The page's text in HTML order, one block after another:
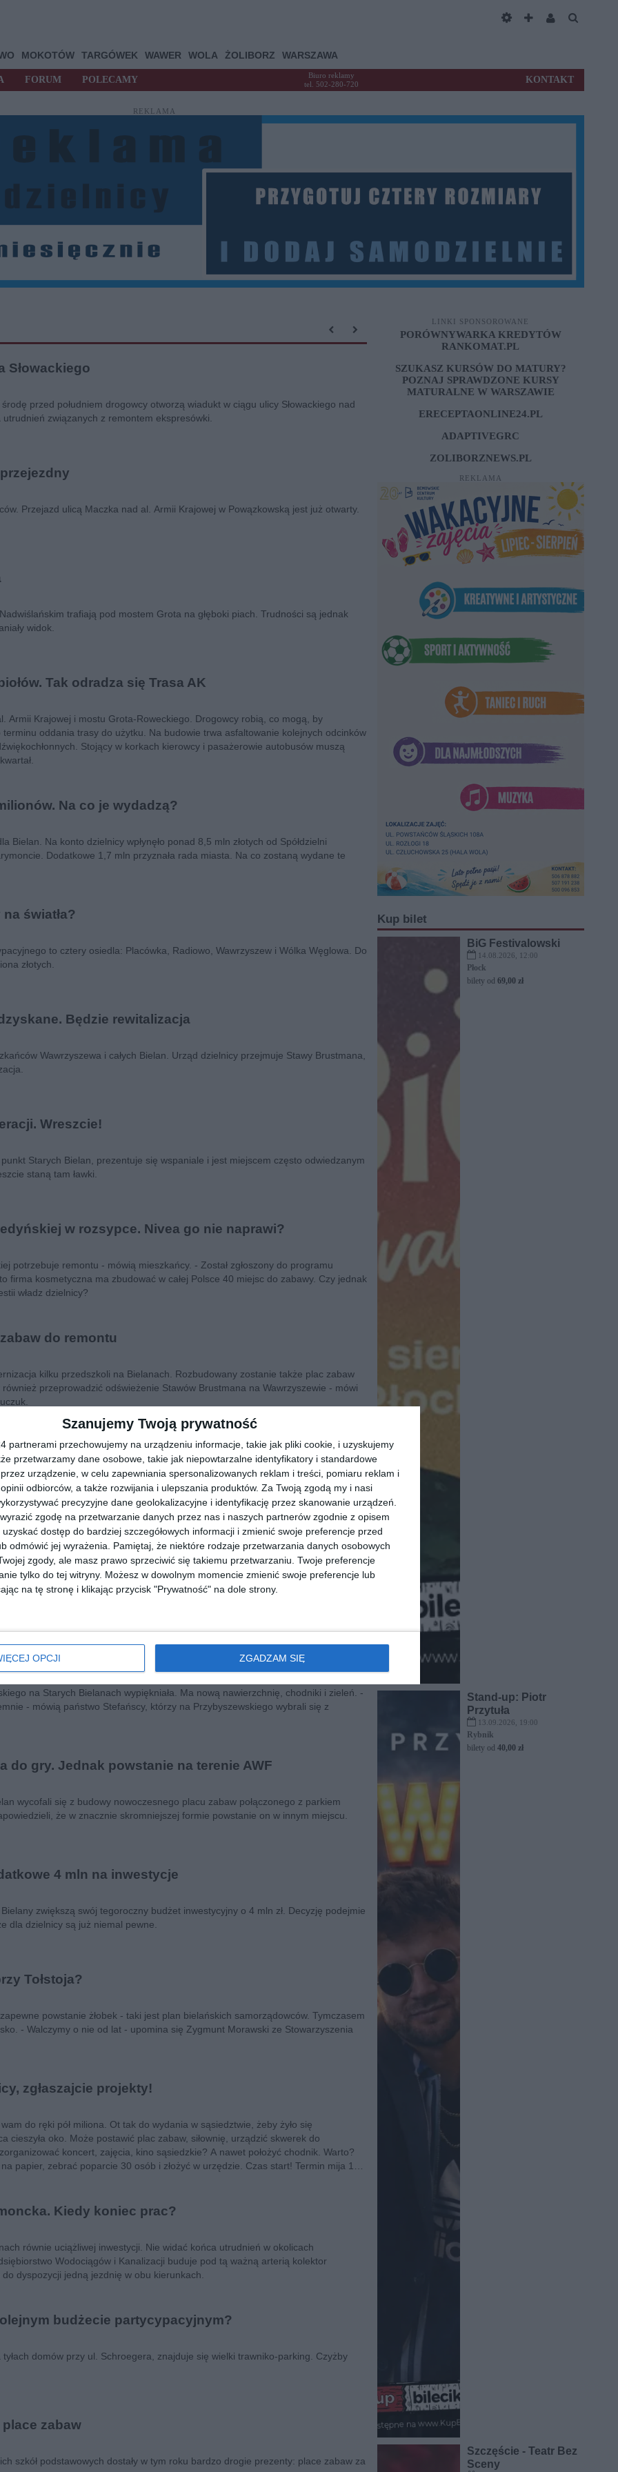
Szanujemy Twoją prywatność
partnerami przechowujemy na urządzeniu informacje, takie jak pliki cookie, i uzyskujemy
przetwarzamy dane osobowe, takie jak niepowtarzalne identyfikatory i standardowe
przez urządzenie, w celu zapewniania spersonalizowanych reklam i treści, pomiaru reklam i
odbiorców, a także rozwijania i ulepszania produktów. Za Twoją zgodą my i nasi
precyzyjne dane geolokalizacyjne i identyfikację przez skanowanie urządzeń.
zgodę na przetwarzanie danych przez nas i naszych partnerów zgodnie z opisem
dostęp do bardziej szczegółowych informacji i zmienić swoje preferencje przed
odmówić jej wyrażenia.
Pamiętaj, że niektóre rodzaje przetwarzania danych osobowych
zgody, ale masz prawo sprzeciwić się takiemu przetwarzaniu. Twoje preferencje
tylko do tej witryny. Możesz w dowolnym momencie zmienić swoje preferencje lub
na tę stronę i klikając przycisk "Prywatność" na dole strony.
OPCJI ZGADZAM SIĘ
MOKOTÓW TARGÓWEK WAWER WOLA ŻOLIBORZ WARSZAWA
FORUM POLECAMY
Biuro reklamy
tel. 502-280-720
KONTAKT
REKLAMA
Słowackiego
przed południem drogowcy otworzą wiadukt w ciągu ulicy Słowackiego nad
związanych z remontem ekspresówki.
Przejazd ulicą Maczka nad al. Armii Krajowej w Powązkowską jest już otwarty.
trafiają pod mostem Grota na głęboki piach. Trudności są jednak
widok.
Tak odradza się Trasa AK
Armii Krajowej i mostu Grota-Roweckiego. Drogowcy robią, co mogą, by
oddania trasy do użytku. Na budowie trwa asfaltowanie kolejnych odcinków
Stojący w korkach kierowcy i pasażerowie autobusów muszą
Na co je wydadzą?
Bielan. Na konto dzielnicy wpłynęło ponad 8,5 mln złotych od Spółdzielni
Dodatkowe 1,7 mln przyznała rada miasta. Na co zostaną wydane te
światła?
to cztery osiedla: Placówka, Radiowo, Wawrzyszew i Wólka Węglowa. Do
złotych.
Będzie rewitalizacja
Wawrzyszewa i całych Bielan. Urząd dzielnicy przejmuje Stawy Brustmana,
Wreszcie!
Starych Bielan, prezentuje się wspaniale i jest miejscem często odwiedzanym
staną tam ławki.
w rozsypce. Nivea go nie naprawi?
potrzebuje remontu - mówią mieszkańcy. - Został zgłoszony do programu
firma kosmetyczna ma zbudować w całej Polsce 40 miejsc do zabawy. Czy jednak
władz dzielnicy?
do remontu
kilku przedszkoli na Bielanach. Rozbudowany zostanie także plac zabaw
przeprowadzić odświeżenie Stawów Brustmana na Wawrzyszewie - mówi
urośnie dziecięce centrum zabaw
nowy plac zabaw na Młocinach. To inwestycja, o której zdecydowali sami
między kurniki i domki Kaliszówki
kolonii Kaliszówka. Stołeczne wodociągi wybudują w ulicy Rokokowej
to, że nareszcie zakończy się tu epoka szamb i wylewania pomyj na
tu jak za króla Ćwieczka.
wypiękniała
na Starych Bielanach wypiękniała. Ma nową nawierzchnię, chodniki i zieleń. -
- mówią państwo Stefańscy, którzy na Przybyszewskiego wybrali się z
do gry. Jednak powstanie na terenie AWF
wycofali się z budowy nowoczesnego placu zabaw połączonego z parkiem
że w znacznie skromniejszej formie powstanie on w innym miejscu.
4 mln na inwestycje
zwiększą swój tegoroczny budżet inwestycyjny o 4 mln zł. Decyzję podejmie
dla dzielnicy są już niemal pewne.
Tołstoja?
zapewne powstanie żłobek - taki jest plan bielańskich samorządowców. Tymczasem
- Walczymy o nie od lat - upomina się Zygmunt Morawski ze Stowarzyszenia
zgłaszajcie projekty!
do ręki pół miliona. Ot tak do wydania w sąsiedztwie, żeby żyło się
cieszyła oko. Może postawić plac zabaw, siłownię, urządzić skwerek do
koncert, zajęcia, kino sąsiedzkie? A nawet położyć chodnik. Warto?
papier, zebrać poparcie 30 osób i złożyć w urzędzie. Czas start! Termin mija 17
Kiedy koniec prac?
równie uciążliwej inwestycji. Nie widać końca utrudnień w okolicach
Wodociągów i Kanalizacji buduje pod tą ważną arterią kolektor
dyspozycji jedną jezdnię w obu kierunkach.
budżecie partycypacyjnym?
domów przy ul. Schroegera, znajduje się wielki trawniko-parking. Czyżby
place zabaw
szkół podstawowych dostały w tym roku bardzo drogie prezenty: place zabaw za
LINKI SPONSOROWANE
PORÓWNYWARKA KREDYTÓW
RANKOMAT.PL
SZUKASZ KURSÓW DO MATURY?
POZNAJ SPRAWDZONE KURSY
MATURALNE W WARSZAWIE
ERECEPTAONLINE24.PL
ADAPTIVEGRC
ZOLIBORZNEWS.PL
REKLAMA
Kup bilet
BiG Festivalowski
14.08.2026, 12:00
Płock
bilety od 69,00 zł
Stand-up: Piotr
Przytuła
13.09.2026, 19:00
Rybnik
bilety od 40,00 zł
Szczęście - Teatr Bez
Sceny